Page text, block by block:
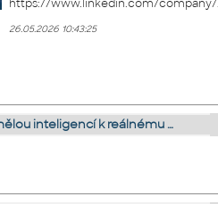
26.05.2026 10:43:25
inteligencí k reálnému …